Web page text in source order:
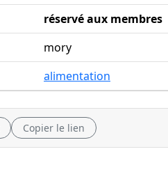
réservé aux membres
mory
alimentation
Copier le lien